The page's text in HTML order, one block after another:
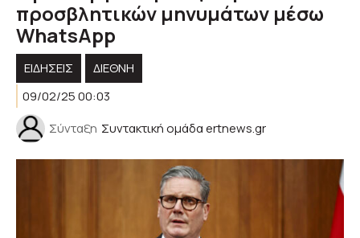
προσβλητικών μηνυμάτων μέσω
WhatsApp
ΕΙΔΗΣΕΙΣ
ΔΙΕΘΝΗ
09/02/25 00:03
Σύνταξη Συντακτική ομάδα ertnews.gr